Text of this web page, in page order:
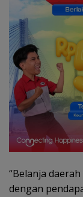
“Belanja
dengan